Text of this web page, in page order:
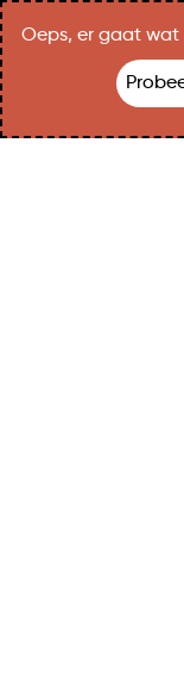
Oeps, er gaat